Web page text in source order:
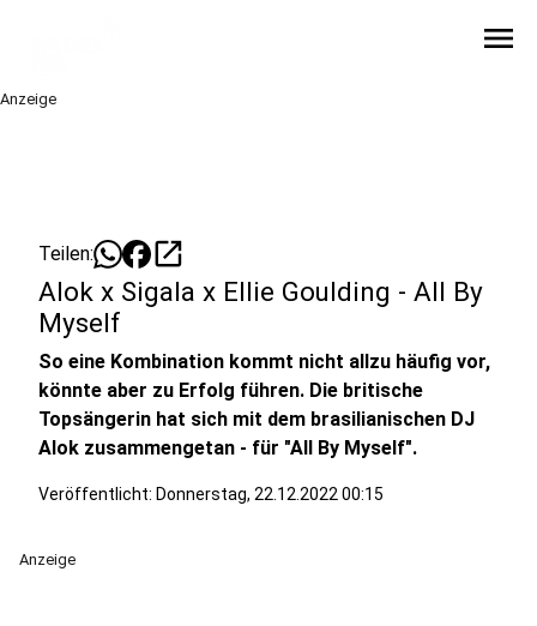
menu
Anzeige
Teilen: open_in_new
Alok x Sigala x Ellie Goulding - All By
Myself
So eine Kombination kommt nicht allzu häufig vor,
könnte aber zu Erfolg führen. Die britische
Topsängerin hat sich mit dem brasilianischen DJ
Alok zusammengetan - für "All By Myself".
Veröffentlicht: Donnerstag, 22.12.2022 00:15
Anzeige